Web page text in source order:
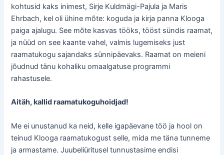
kohtusid kaks inimest, Sirje Kuldmägi-Pajula ja Maris
Ehrbach, kel oli ühine mõte: koguda ja kirja panna Klooga
paiga ajalugu. See mõte kasvas tööks, tööst sündis raamat,
ja nüüd on see kaante vahel, valmis lugemiseks just
raamatukogu sajandaks sünnipäevaks. Raamat on meieni
jõudnud tänu kohaliku omaalgatuse programmi
rahastusele.
Aitäh, kallid raamatukoguhoidjad!
Me ei unustanud ka neid, kelle igapäevane töö ja hool on
teinud Klooga raamatukogust selle, mida me täna tunneme
ja armastame. Juubeliüritusel tunnustasime endisi